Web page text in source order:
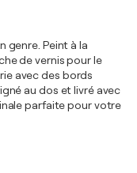
genre. Peint à la
de vernis pour le
avec des bords
au dos et livré avec
parfaite pour votre